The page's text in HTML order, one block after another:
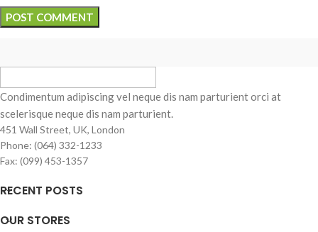
Condimentum adipiscing vel neque dis nam parturient orci at
scelerisque neque dis nam parturient.
451 Wall Street, UK, London
Phone: (064) 332-1233
Fax: (099) 453-1357
RECENT POSTS
OUR STORES